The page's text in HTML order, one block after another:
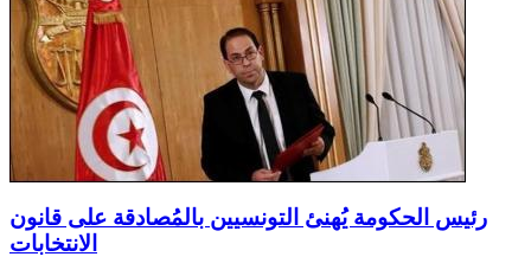
رئيس الحكومة يُهنئ التونسيين بالمُصادقة على قانون
الانتخابات